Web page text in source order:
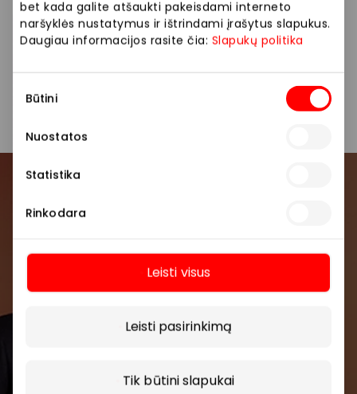
bet kada galite atšaukti pakeisdami interneto
naršyklės nustatymus ir ištrindami įrašytus slapukus.
Daugiau informacijos rasite čia: Slapukų politika
pasirinkimas
Būtini
Nuostatos
Statistika
Rinkodara
Leisti visus
Leisti pasirinkimą
Tik būtini slapukai
džinsai, marškinėliai, kostiumai, vaikų drabužiai.
Pirmieji sužinokite apie geriausius pasiūlymus,
renginius ir naujausią informaciją iš AKROPOLIS
prekybos centro.
Daugiau